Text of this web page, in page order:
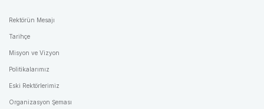
Rektörün Mesajı
Tarihçe
Misyon ve Vizyon
Politikalarımız
Eski Rektörlerimiz
Organizasyon Şeması